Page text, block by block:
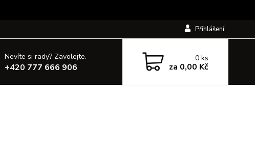
Přihlášení
Nevíte si rady? Zavolejte.
+420 777 666 906
0ks
za 0,00 Kč